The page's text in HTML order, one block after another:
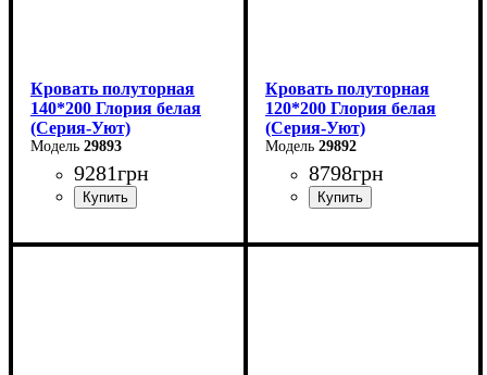
Кровать полуторная
140*200 Глория белая
(Серия-Уют)
29893
9281грн
Ширина: 140 см
Кровать полуторная
120*200 Глория белая
(Серия-Уют)
29892
8798грн
Ширина: 120 см